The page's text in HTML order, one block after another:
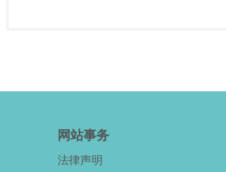
网站事务
法律声明